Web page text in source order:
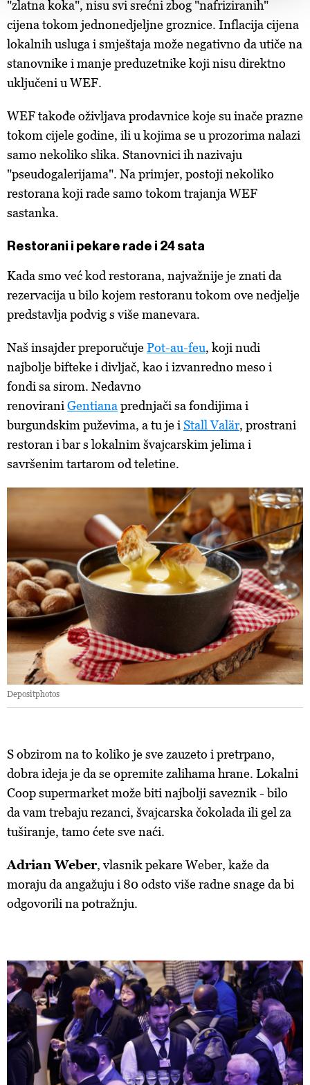
d.o.o. i
Partneri . Više o podacima koje obrađujemo kao i
o vašim pravima pročitajte u našoj
Politici privatnosti
o kolačićima i drugim sličnim tehnologijama uPolitici
kolačića. Kolačiće u bilo kojem trenutku možete ponovno
ažurirati klikom na „Prikaži detalje“. Privolu možete u bilo
"zlatna koka", nisu svi srećni zbog "nafriziranih"
cijena tokom jednonedjeljne groznice. Inflacija cijena
lokalnih usluga i smještaja može negativno da utiče na
stanovnike i manje preduzetnike koji nisu direktno
uključeni u WEF.
WEF takođe oživljava prodavnice koje su inače prazne
tokom cijele godine, ili u kojima se u prozorima nalazi
samo nekoliko slika. Stanovnici ih nazivaju
"pseudogalerijama". Na primjer, postoji nekoliko
restorana koji rade samo tokom trajanja WEF
sastanka.
Restorani i pekare rade i 24 sata
Kada smo već kod restorana, najvažnije je znati da
rezervacija u bilo kojem restoranu tokom ove nedjelje
predstavlja podvig s više manevara.
Naš insajder preporučujePot-au-feu, koji nudi
najbolje bifteke i divljač, kao i izvanredno meso i
fondi sa sirom. Nedavno
renovirani Gentiana prednjači sa fondijima i
burgundskim puževima, a tu je i Stall Valär, prostrani
restoran i bar s lokalnim švajcarskim jelima i
savršenim tartarom od teletine.
Depositphotos
S obzirom na to koliko je sve zauzeto i pretrpano,
dobra ideja je da se opremite zalihama hrane. Lokalni
Coop supermarket može biti najbolji saveznik - bilo
da vam trebaju rezanci, švajcarska čokolada ili gel za
tuširanje, tamo ćete sve naći.
Adrian Weber, vlasnik pekare Weber, kaže da
moraju da angažuju i 80 odsto više radne snage da bi
odgovorili na potražnju.